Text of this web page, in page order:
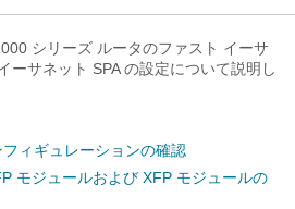
シリーズ ルータのファスト イーサ
ーサネット SPA の設定について説明し
ィギュレーションの確認
モジュールおよび XFP モジュールの